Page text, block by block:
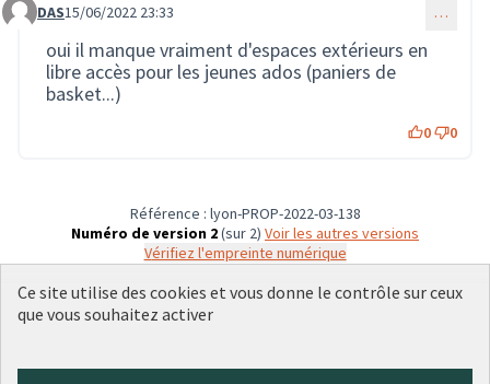
Commentaire 1448
DAS15/06/2022 23:33 …
oui il manque vraiment d'espaces extérieurs en
libre accès pour les jeunes ados (paniers de
basket...)
0 0
Référence : lyon-PROP-2022-03-138
Numéro de version 2(sur 2)
voir les autres versions
Vérifiez l'empreinte numérique
Ce site utilise des cookies et vous donne le contrôle sur ceux
que vous souhaitez activer